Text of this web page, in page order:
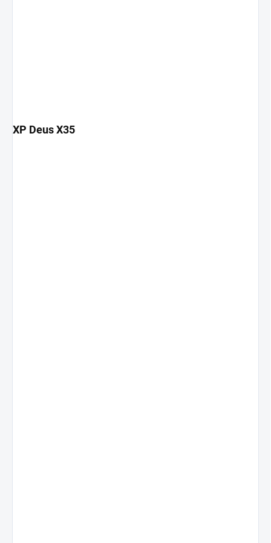
XP Deus X35